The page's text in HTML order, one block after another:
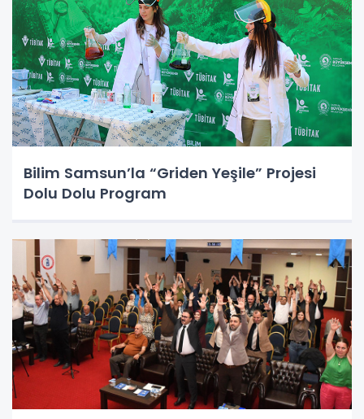
Bilim Samsun’la “Griden Yeşile” Projesi
Dolu Dolu Program